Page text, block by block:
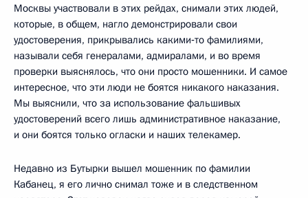
Москвы участвовали в этих рейдах, снимали этих людей,
которые, в общем, нагло демонстрировали свои
удостоверения, прикрывались какими‑то фамилиями,
называли себя генералами, адмиралами, и во время
проверки выяснялось, что они просто мошенники. И самое
интересное, что эти люди не боятся никакого наказания.
Мы выяснили, что за использование фальшивых
удостоверений всего лишь административное наказание,
и они боятся только огласки и наших телекамер.
Недавно из Бутырки вышел мошенник по фамилии
Кабанец, я его лично снимал тоже и в следственном